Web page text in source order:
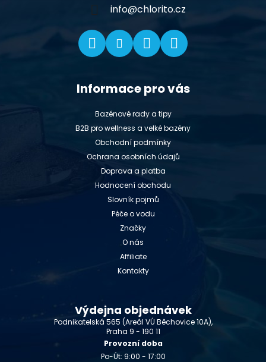
info@chlorito.cz
Informace pro vás
Bazénové rady a tipy
B2B pro wellness a velké bazény
Obchodní podmínky
Ochrana osobních údajů
Doprava a platba
Hodnocení obchodu
Slovník pojmů
Péče o vodu
Značky
O nás
Affiliate
Kontakty
Výdejna objednávek
Podnikatelská 565 (Areál VÚ Běchovice 10A),
Praha 9 - 190 11
Provozní doba
Po-Út: 9:00 - 17:00